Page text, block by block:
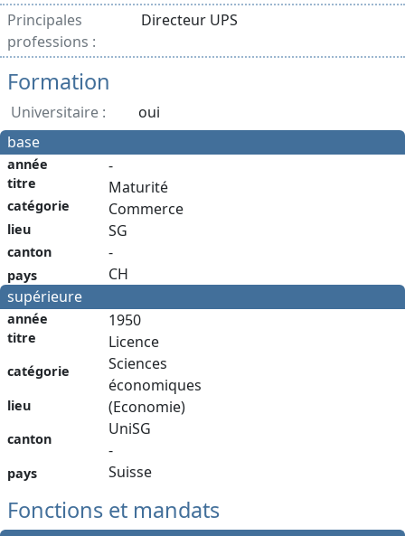
Principales
professions :
Directeur UPS
Formation
Universitaire :
oui
base
année
titre
catégorie
lieu
canton
pays
-
Maturité
Commerce
SG
-
CH
supérieure
année
titre
catégorie
lieu
canton
pays
1950
Licence
Sciences
économiques
(Economie)
UniSG
-
Suisse
Fonctions et mandats